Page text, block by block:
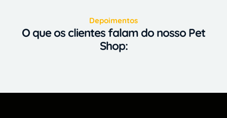
Depoimentos
O que os clientes falam do nosso Pet
Shop: